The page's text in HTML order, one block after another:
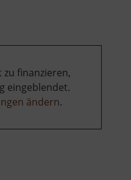
zu finanzieren,
eingeblendet.
ändern.